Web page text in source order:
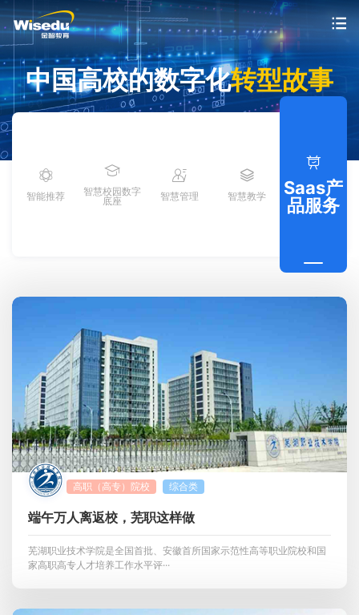
首页
产品服务
案例中心
联系我们
金智教育研究院
中国高校的数字化转型故事
智能推荐
智慧校园数字
底座
智慧管理 智慧教学
Saas产
品服务
高职（高专）院校 综合类
端午万人离返校，芜职这样做
芜湖职业技术学院是全国首批、安徽首所国家示范性高等职业院校和国
家高职高专人才培养工作水平评···